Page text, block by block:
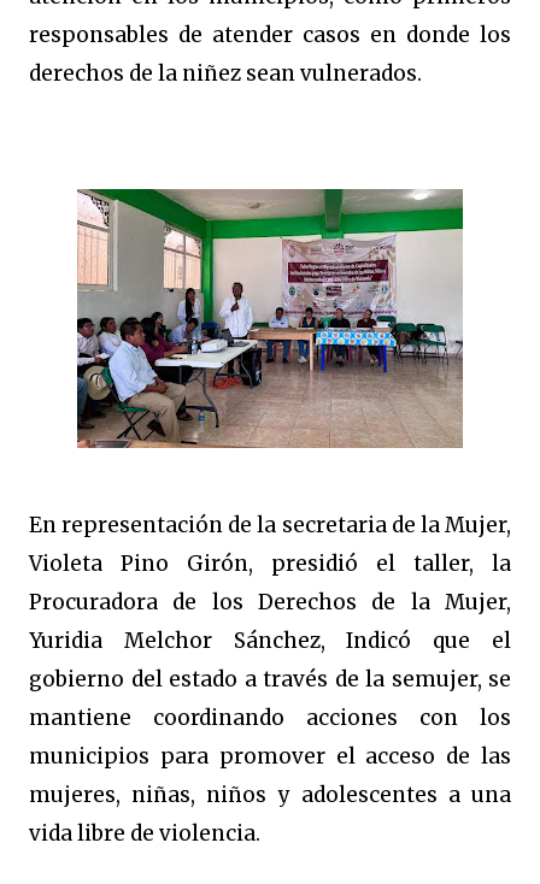
responsables de atender casos en donde los
derechos de la niñez sean vulnerados.
En representación de la secretaria de la Mujer,
Violeta Pino Girón, presidió el taller, la
Procuradora de los Derechos de la Mujer,
Yuridia Melchor Sánchez, Indicó que el
gobierno del estado a través de la semujer, se
mantiene coordinando acciones con los
municipios para promover el acceso de las
mujeres, niñas, niños y adolescentes a una
vida libre de violencia.